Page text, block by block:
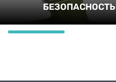
БЕЗОПАСНОСТЬ